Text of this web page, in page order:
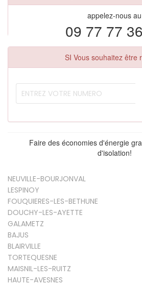
appelez-nous au
09 77 77
SI Vous souhaitez être
Faire des économies d'énergie
d'isolation!
NEUVILLE-BOURJONVAL
LESPINOY
FOUQUIERES-LES-BETHUNE
DOUCHY-LES-AYETTE
GALAMETZ
BAJUS
BLAIRVILLE
TORTEQUESNE
MAISNIL-LES-RUITZ
HAUTE-AVESNES